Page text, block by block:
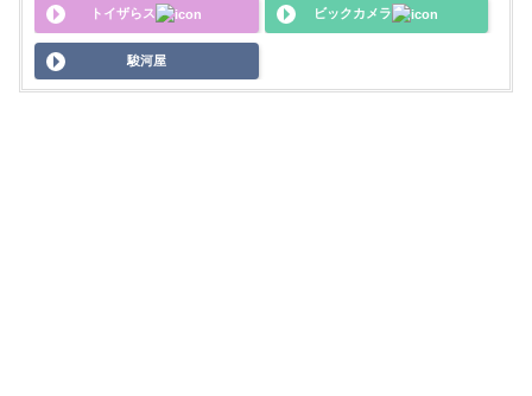
トイザらス ビックカメラ
駿河屋